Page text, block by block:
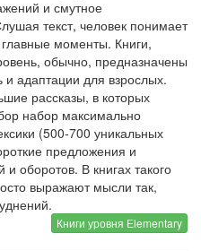
и смутное
текст, человек понимает
моменты. Книги,
обычно, предназначены
и адаптации для взрослых.
рассказы, в которых
набор максимально
(500-700 уникальных
предложения и
и оборотов. В книгах такого
выражают мысли так,
Книги уровня Elementary